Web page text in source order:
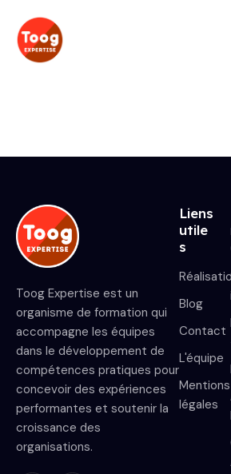
Toog Expertise est un
organisme de formation qui
accompagne les équipes
dans le développement de
compétences pratiques pour
concevoir des expériences
performantes et soutenir la
croissance des
organisations.
Liens
utile
s
Blog
Contact
L'équipe
Mentions
légales